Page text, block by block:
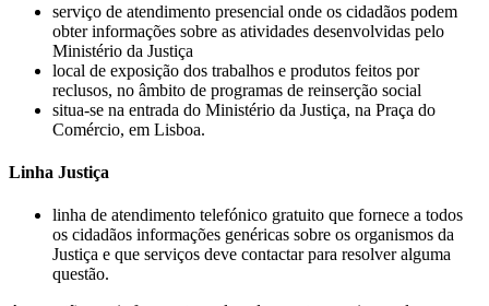
serviço de atendimento presencial onde os cidadãos podem
obter informações sobre as atividades desenvolvidas pelo
Ministério da Justiça
local de exposição dos trabalhos e produtos feitos por
reclusos, no âmbito de programas de reinserção social
situa-se na entrada do Ministério da Justiça, na Praça do
Comércio, em Lisboa.
Linha Justiça
linha de atendimento telefónico gratuito que fornece a todos
os cidadãos informações genéricas sobre os organismos da
Justiça e que serviços deve contactar para resolver alguma
questão.